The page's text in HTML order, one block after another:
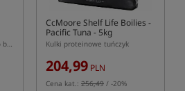
Kulki proteinowe ananasowo bananowe
CcMoore Shelf Life Boilies -
Pacific Tuna - 5kg
Kulki proteinowe tuńczyk
204,99 PLN
Cena kat.: 256,49 / -20%